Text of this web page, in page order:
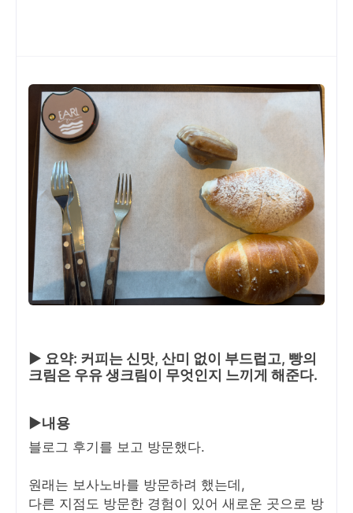
▶ 요약: 커피는 신맛, 산미 없이 부드럽고, 빵의
크림은 우유 생크림이 무엇인지 느끼게 해준다.
▶내용
블로그 후기를 보고 방문했다.
원래는 보사노바를 방문하려 했는데,
다른 지점도 방문한 경험이 있어 새로운 곳으로 방